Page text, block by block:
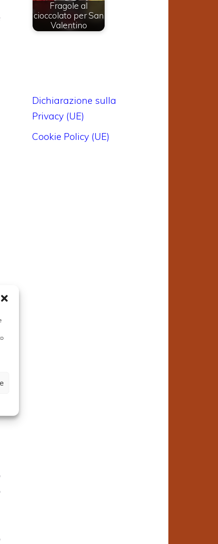
Fragole al
cioccolato per San
Valentino
Dichiarazione sulla
Privacy (UE)
Cookie Policy (UE)